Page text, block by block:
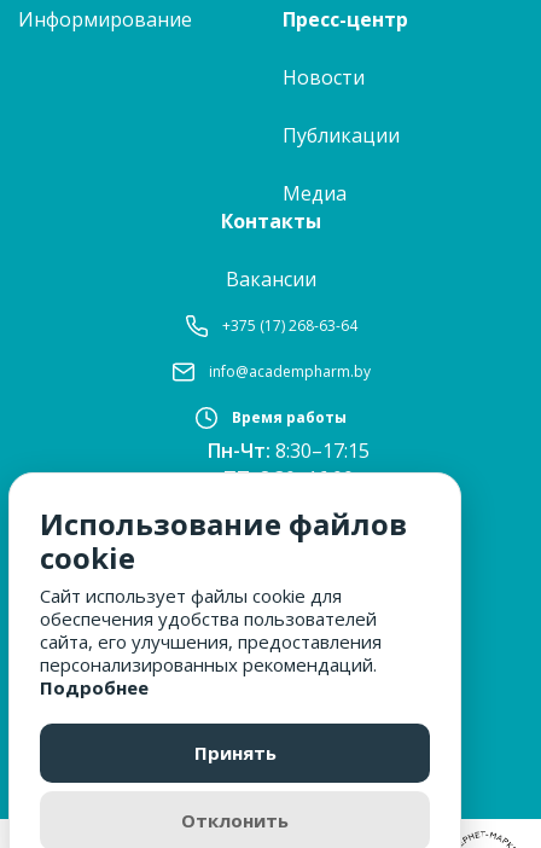
Информирование Пресс-центр
Новости
Публикации
Медиа
Контакты
Вакансии
+375 (17) 268-63-64
info@academpharm.by
Время работы
Пн-Чт: 8:30–17:15
ПТ:8:30–16:00
12:30–13:00
Сб, Вс:выходные
МЫ ЗА БЕЗОПАСНОСТЬ
ОБРАЩЕНИЯ ГРАЖДАН
Использование файлов
cookie
Сайт использует файлы cookie для
обеспечения удобства пользователей
сайта, его улучшения, предоставления
персонализированных рекомендаций.
Подробнее
Принять
Отклонить